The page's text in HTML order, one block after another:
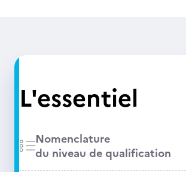
L'essentiel
Nomenclature
du niveau de qualification